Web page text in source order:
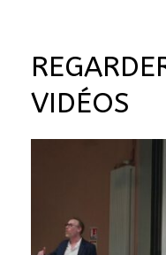
VIDÉOS